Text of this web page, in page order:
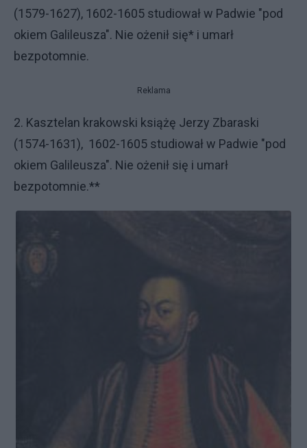
(1579-1627), 1602-1605 studiował w Padwie "pod
okiem Galileusza". Nie ożenił się* i umarł
bezpotomnie.
Reklama
2. Kasztelan krakowski książę Jerzy Zbaraski
(1574-1631), 1602-1605 studiował w Padwie "pod
okiem Galileusza". Nie ożenił się i umarł
bezpotomnie.**